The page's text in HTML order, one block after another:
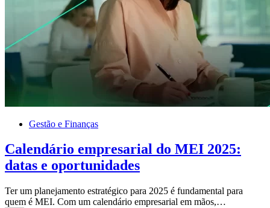
Gestão e Finanças
Calendário empresarial do MEI 2025:
datas e oportunidades
Ter um planejamento estratégico para 2025 é fundamental para
quem é MEI. Com um calendário empresarial em mãos,…